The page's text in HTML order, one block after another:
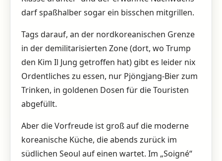
darf spaßhalber sogar ein bisschen mitgrillen.
Tags darauf, an der nordkoreanischen Grenze
in der demilitarisierten Zone (dort, wo Trump
den Kim Il Jung getroffen hat) gibt es leider nix
Ordentliches zu essen, nur Pjöngjang-Bier zum
Trinken, in goldenen Dosen für die Touristen
abgefüllt.
Aber die Vorfreude ist groß auf die moderne
koreanische Küche, die abends zurück im
südlichen Seoul auf einen wartet. Im „Soigné“